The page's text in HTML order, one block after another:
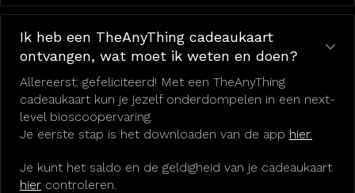
Ik heb een TheAnyThing cadeaukaart
ontvangen, wat moet ik weten en doen?
Allereerst: gefeliciteerd! Met een TheAnyThing
cadeaukaart kun je jezelf onderdompelen in een next-
level bioscoopervaring.
Je eerste stap is het downloaden van de app hier.
Je kunt het saldo en de geldigheid van je cadeaukaart
hier controleren.